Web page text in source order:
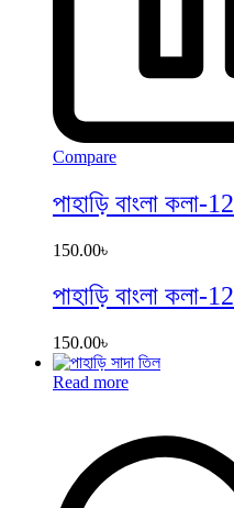
Compare
পাহাড়ি বাংলা কলা-12
150.00৳
পাহাড়ি বাংলা কলা-12
150.00৳
Read more